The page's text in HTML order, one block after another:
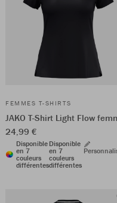
FEMMES T-SHIRTS
JAKO T-Shirt Light Flow
24,99 €
Disponible
en 7
couleurs
différentes
Disponible
en 7
couleurs
différentes